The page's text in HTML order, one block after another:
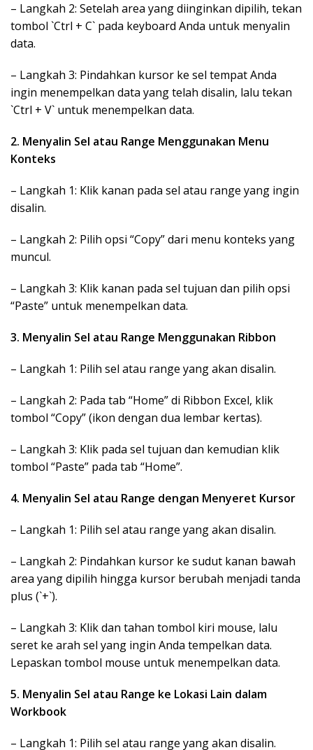
– Langkah 2: Setelah area yang diinginkan dipilih, tekan
tombol `Ctrl + C` pada keyboard Anda untuk menyalin
data.
– Langkah 3: Pindahkan kursor ke sel tempat Anda
ingin menempelkan data yang telah disalin, lalu tekan
`Ctrl + V` untuk menempelkan data.
2. Menyalin Sel atau Range Menggunakan Menu
Konteks
– Langkah 1: Klik kanan pada sel atau range yang ingin
disalin.
– Langkah 2: Pilih opsi “Copy” dari menu konteks yang
muncul.
– Langkah 3: Klik kanan pada sel tujuan dan pilih opsi
“Paste” untuk menempelkan data.
3. Menyalin Sel atau Range Menggunakan Ribbon
– Langkah 1: Pilih sel atau range yang akan disalin.
– Langkah 2: Pada tab “Home” di Ribbon Excel, klik
tombol “Copy” (ikon dengan dua lembar kertas).
– Langkah 3: Klik pada sel tujuan dan kemudian klik
tombol “Paste” pada tab “Home”.
4. Menyalin Sel atau Range dengan Menyeret Kursor
– Langkah 1: Pilih sel atau range yang akan disalin.
– Langkah 2: Pindahkan kursor ke sudut kanan bawah
area yang dipilih hingga kursor berubah menjadi tanda
plus (`+`).
– Langkah 3: Klik dan tahan tombol kiri mouse, lalu
seret ke arah sel yang ingin Anda tempelkan data.
Lepaskan tombol mouse untuk menempelkan data.
5. Menyalin Sel atau Range ke Lokasi Lain dalam
Workbook
– Langkah 1: Pilih sel atau range yang akan disalin.